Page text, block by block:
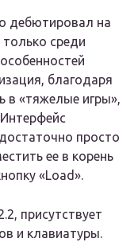
дебютировал на
среди
благодаря
в «тяжелые игры»,
просто
ее в корень
«Load».
присутствует
и клавиатуры.